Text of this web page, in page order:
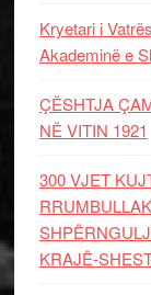
Kryetari i
Akademinë e
ÇËSHTJA
NË VITIN 1921
300 VJET
KRAJË-